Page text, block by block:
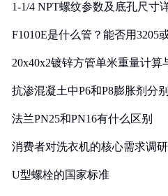
1-1/4 NPT螺纹参数及底孔尺寸
F1010E是什么管？能否用3205
20x40x2镀锌方管单米重量计算
抗渗混凝土中P6和P8膨胀剂分
法兰PN25和PN16有什么区别
消费者对洗衣机的核心需求调
U型螺栓的国家标准